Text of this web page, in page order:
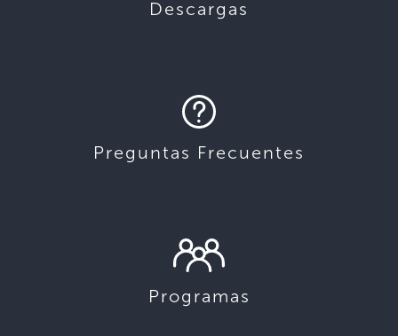
Descargas
Preguntas Frecuentes
Programas